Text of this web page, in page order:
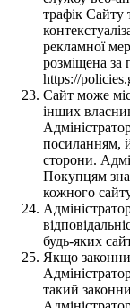
трафік Сайту
рекламної
розміщена за
https://
Сайт може
інших
посиланням,
сторони.
Покупцям
кожного
будь-яких
Якщо
такий